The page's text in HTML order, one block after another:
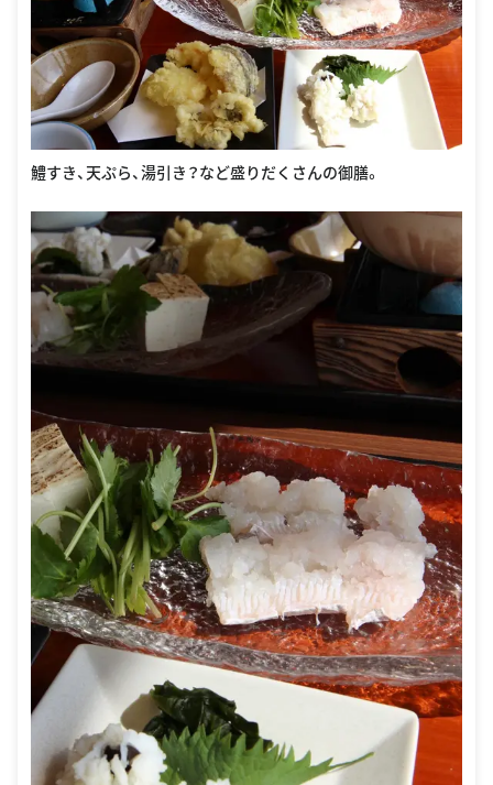
鱧すき、天ぷら、湯引き？など盛りだくさんの御膳。